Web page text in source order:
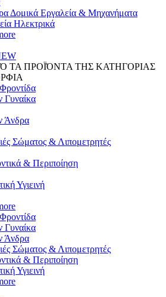
Δομικά Εργαλεία & Μηχανήματα
Ηλεκτρικά
ΤΑ ΠΡΟΪΌΝΤΑ ΤΗΣ ΚΑΤΗΓΟΡΙΑΣ
Γυναίκα
Άνδρα
Σώματος & Λιπομετρητές
& Περιποίηση
Υγιεινή
Γυναίκα
Άνδρα
Σώματος & Λιπομετρητές
& Περιποίηση
Υγιεινή